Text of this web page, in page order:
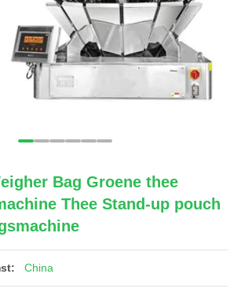
Bag Groene thee
Thee Stand-up pouch
China